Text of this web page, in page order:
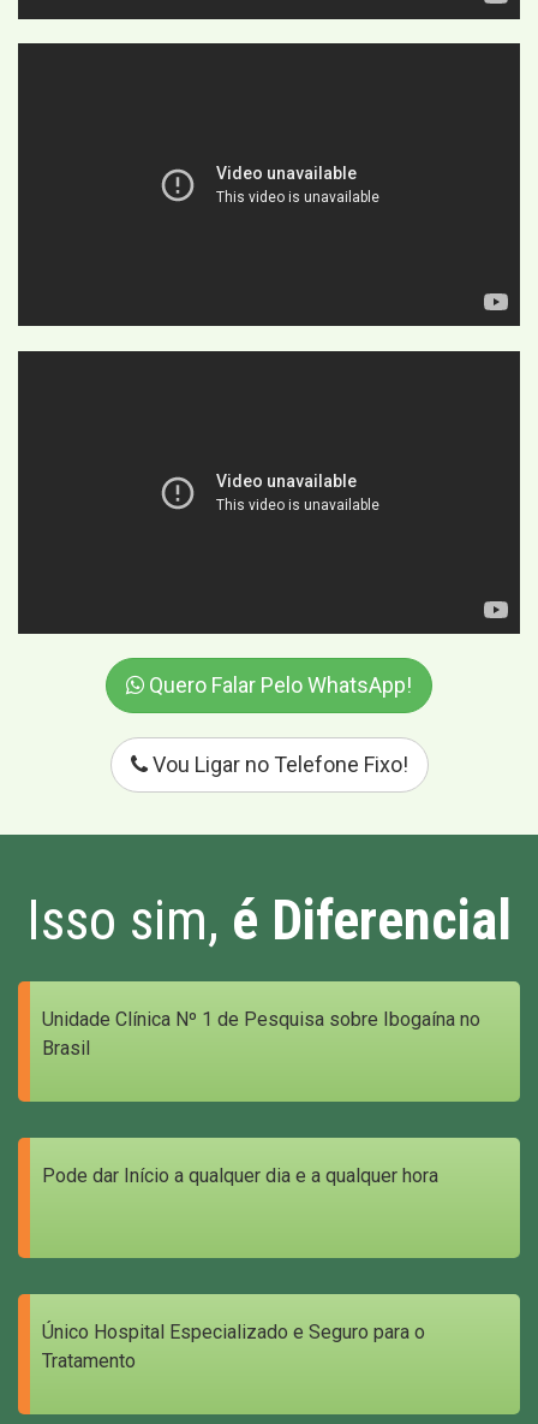
Quero Falar Pelo WhatsApp!
Vou Ligar no Telefone Fixo!
Isso sim, é Diferencial
Unidade Clínica Nº 1 de Pesquisa sobre Ibogaína no
Brasil
Pode dar Início a qualquer dia e a qualquer hora
Único Hospital Especializado e Seguro para o
Tratamento